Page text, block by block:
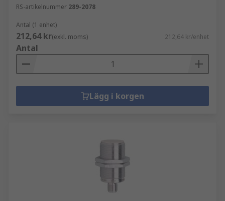
RS-artikelnummer 289-2078
Antal (1 enhet)
212,64 kr(exkl. moms) 212,64 kr/enhet
Antal
Lägg i korgen